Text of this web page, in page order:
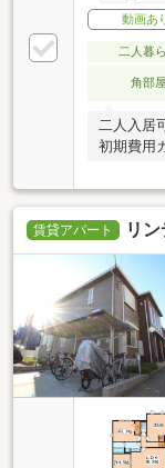
動画あ
二人暮
角部屋
二人入居
初期費用
賃貸アパート リ